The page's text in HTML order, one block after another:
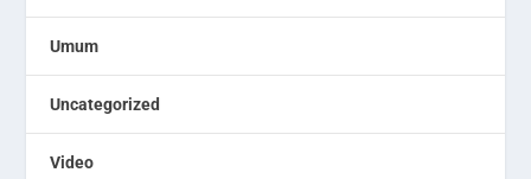
Umum
Uncategorized
Video